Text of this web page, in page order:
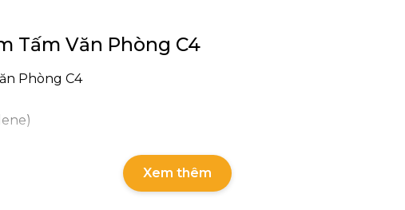
Tấm Văn Phòng C4
Phòng C4
Xem thêm